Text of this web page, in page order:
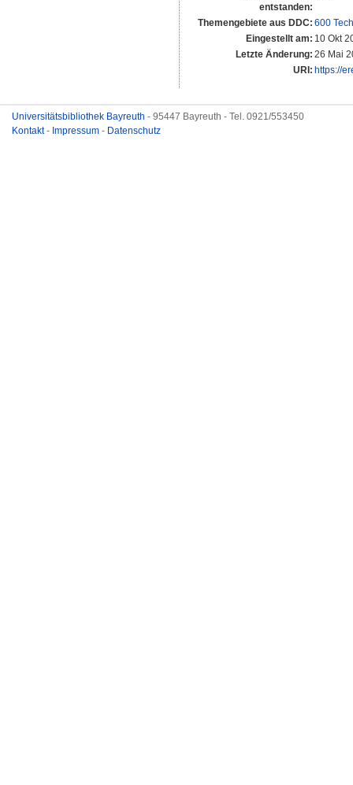
entstanden:
Themengebiete aus DDC: 600
Eingestellt am: 10 Okt
Letzte Änderung: 26 Mai
URI: https://
Universitätsbibliothek Bayreuth - 95447 Bayreuth - Tel. 0921/553450
Kontakt- Impressum - Datenschutz